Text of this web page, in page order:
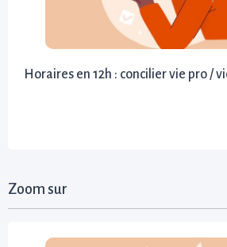
Horaires en 12h : concilier vie pro /
Zoom sur